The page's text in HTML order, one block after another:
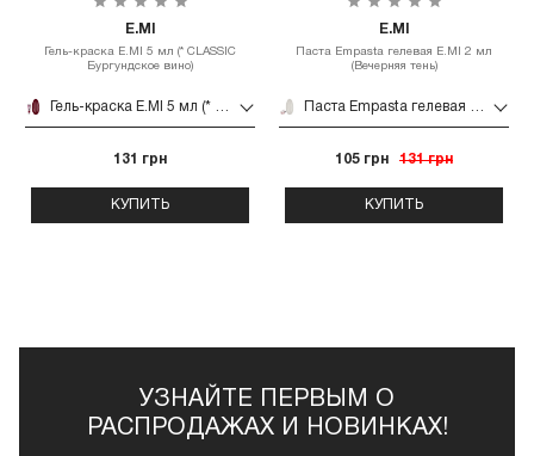
E.MI
Гель-краска E.MI 5 мл (* CLASSIC
Бургундское вино)
131 грн
КУПИТЬ
E.MI
Паста Empasta гелевая E.MI 2 мл
(Вечерняя тень)
105 грн 131 грн
КУПИТЬ
УЗНАЙТЕ ПЕРВЫМ О
РАСПРОДАЖАХ И НОВИНКАХ!